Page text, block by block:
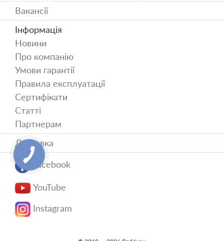
Вакансії
Інформація
Новини
Про компанію
Умови гарантії
Правила експлуатації
Сертифікати
Статті
Партнерам
Доставка
Facebook
YouTube
Instagram